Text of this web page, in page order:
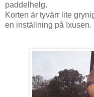
paddelhelg.
Korten är tyvärr lite
en inställning på Ixusen.